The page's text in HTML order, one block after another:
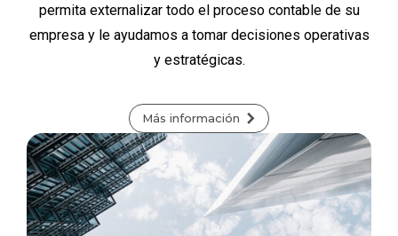
permita externalizar todo el proceso contable de su
empresa y le ayudamos a tomar decisiones operativas
y estratégicas.
Más información